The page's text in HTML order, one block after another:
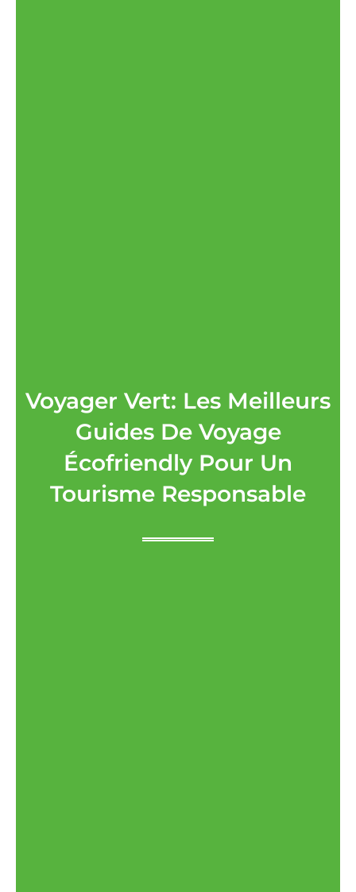
Voyager Vert: Les Meilleurs
Guides De Voyage
Écofriendly Pour Un
Tourisme Responsable